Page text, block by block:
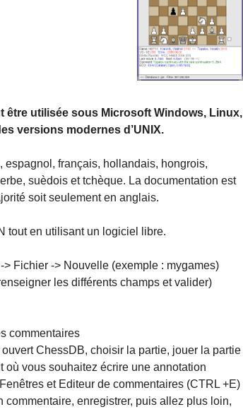
être utilisée sous Microsoft Windows, Linux,
versions modernes d’UNIX.
espagnol, français, hollandais, hongrois,
suèdois et tchèque. La documentation est
soit seulement en anglais.
tout en utilisant un logiciel libre.
Fichier -> Nouvelle (exemple : mygames)
les différents champs et valider)
commentaires
ChessDB, choisir la partie, jouer la partie
où vous souhaitez écrire une annotation
et Editeur de commentaires (CTRL +E)
commentaire, enregistrer, puis allez plus loin,